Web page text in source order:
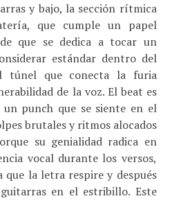
y bajo, la sección rítmica
que cumple un papel
que se dedica a tocar un
estándar dentro del
túnel que conecta la furia
de la voz. El beat es
punch que se siente en el
brutales y ritmos alocados
su genialidad radica en
vocal durante los versos,
que la letra respire y después
en el estribillo. Este